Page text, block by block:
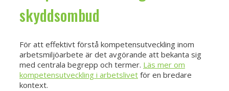
skyddsombud
För att effektivt förstå kompetensutveckling inom
arbetsmiljöarbete är det avgörande att bekanta sig
med centrala begrepp och termer. Läs mer om
kompetensutveckling i arbetslivet för en bredare
kontext.